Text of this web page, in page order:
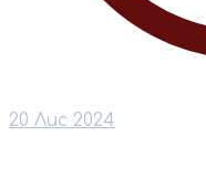
20 Лис 2024